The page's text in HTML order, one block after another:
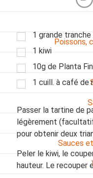
Poissons,
Sauces
1 grande
1 kiwi
10g de Planta
1 cuill. à café de
Passer la tartine de
légèrement
pour obtenir deux
Peler le kiwi, le
hauteur. Le recouper